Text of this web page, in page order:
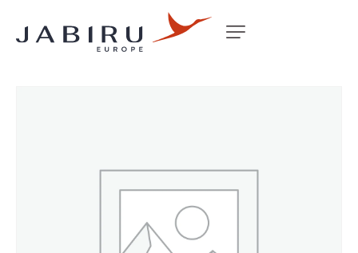
Accueil Non classé